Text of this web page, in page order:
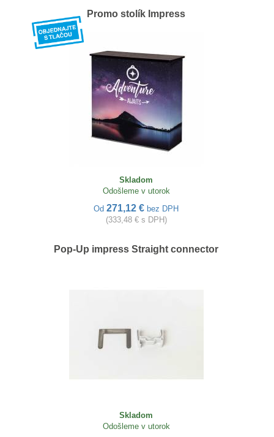
Promo stolík Impress
Skladom
Odošleme v utorok
Od 271,12 € bez DPH
(333,48 € s DPH)
Pop-Up impress Straight connector
Skladom
Odošleme v utorok